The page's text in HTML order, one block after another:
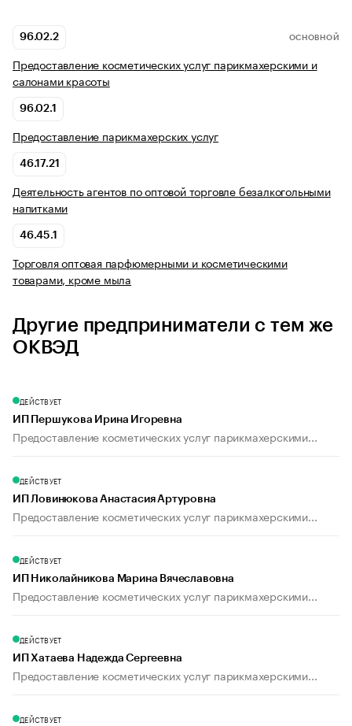
96.02.2 ОСНОВНОЙ
Предоставление косметических услуг парикмахерскими и
салонами красоты
96.02.1
Предоставление парикмахерских услуг
46.17.21
Деятельность агентов по оптовой торговле безалкогольными
напитками
46.45.1
Торговля оптовая парфюмерными и косметическими
товарами, кроме мыла
Другие предприниматели с тем же
ОКВЭД
ДЕЙСТВУЕТ
ИП Першукова Ирина Игоревна
Предоставление косметических услуг парикмахерскими...
ДЕЙСТВУЕТ
ИП Ловинюкова Анастасия Артуровна
Предоставление косметических услуг парикмахерскими...
ДЕЙСТВУЕТ
ИП Николайникова Марина Вячеславовна
Предоставление косметических услуг парикмахерскими...
ДЕЙСТВУЕТ
ИП Хатаева Надежда Сергеевна
Предоставление косметических услуг парикмахерскими...
ДЕЙСТВУЕТ